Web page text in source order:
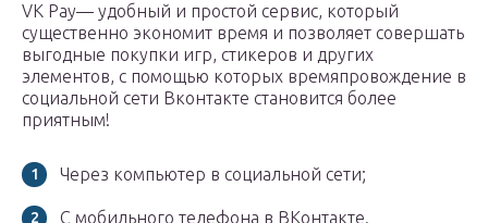
VK Pay— удобный и простой сервис, который
существенно экономит время и позволяет совершать
выгодные покупки игр, стикеров и других
элементов, с помощью которых времяпровождение в
социальной сети Вконтакте становится более
приятным!
Через компьютер в социальной сети;
С мобильного телефона в ВКонтакте.